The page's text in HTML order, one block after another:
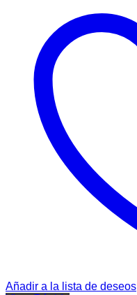
Añadir a la lista de deseos